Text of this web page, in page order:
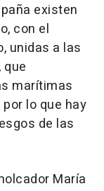
existen
con el
unidas a las
marítimas
lo que hay
de las
María